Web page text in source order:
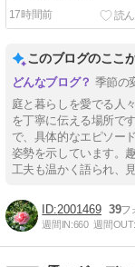
17時間前
このブログのここ
季節の
庭と暮らしを愛でる人
を丁寧に伝える場所で
で、具体的なエピソー
姿勢を示しています。
工夫も温かく語られ、
2001469 39
週間IN:660 週間OUT: